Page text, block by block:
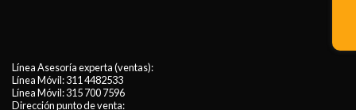
Línea Asesoría experta (ventas):
Línea Móvil:311 4482533
Línea Móvil:315 700 7596
Dirección punto de venta: